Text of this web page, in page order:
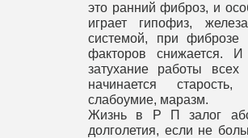
это ранний фиброз, и
играет гипофиз,
системой, при фиброзе
факторов снижается. И
затухание работы
начинается
слабоумие, маразм.
Жизнь в Р П залог
долголетия, если не